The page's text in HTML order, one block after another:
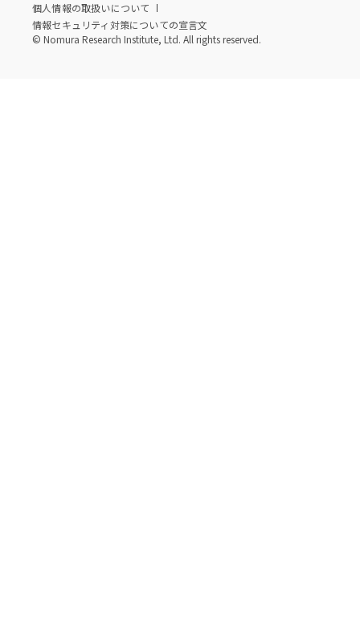
個人情報の取扱いについて
情報セキュリティ対策についての宣言文
© Nomura Research Institute, Ltd. All rights reserved.